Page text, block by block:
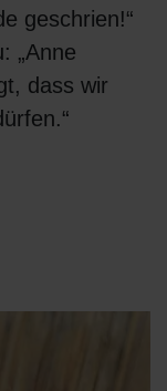
geschrien!“
„Anne
dass wir